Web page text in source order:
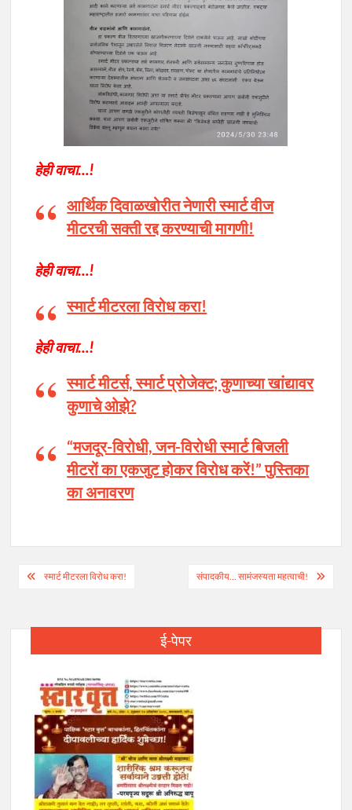
हेही वाचा…!
आर्थिक दिवाळखोरीत नेणारी स्मार्ट वीज
मीटरची सक्ती रद्द करण्याची मागणी!
हेही वाचा…!
स्मार्ट मीटरला विरोध करा!
हेही वाचा…!
स्मार्ट मीटर्स, स्मार्ट प्रोजेक्ट; कुणाच्या खांद्यावर
कुणाचे ओझे?
“मजदूर-विरोधी, जन-विरोधी स्मार्ट बिजली
मीटरों का एकजुट होकर विरोध करें!” पुस्तिका
का अनावरण
Postस्मार्ट मीटरला विरोध करा! संपादकीय… सामंजस्यता महत्वाची!
ई-पेपर